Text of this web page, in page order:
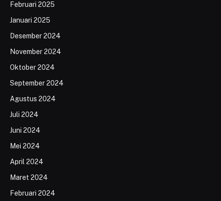
Februari 2025
Januari 2025
Desember 2024
November 2024
Oktober 2024
September 2024
Agustus 2024
Juli 2024
Juni 2024
Mei 2024
April 2024
Maret 2024
Februari 2024